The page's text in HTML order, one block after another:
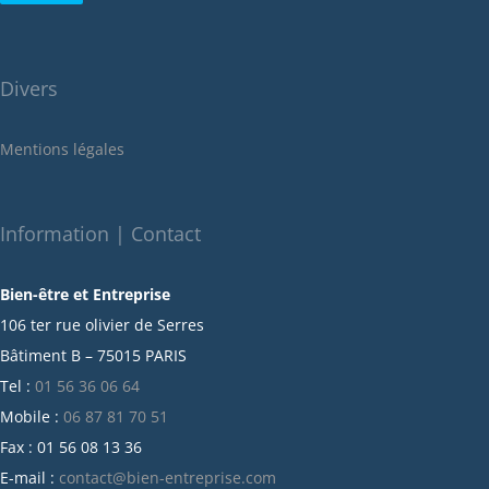
mai 2022
décembre 2021
octobre 2021
juillet 2021
juin 2021
mai 2021
avril 2021
mars 2021
février 2021
Divers
Mentions légales
Information | Contact
Bien-être et Entreprise
106 ter rue olivier de Serres
Bâtiment B – 75015 PARIS
Tel : 01 56 36 06 64
Mobile : 06 87 81 70 51
Fax : 01 56 08 13 36
E-mail : contact@bien-entreprise.com